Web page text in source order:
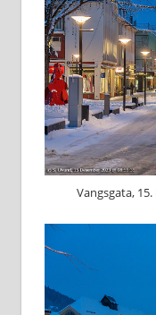
Vangsgata, 15.